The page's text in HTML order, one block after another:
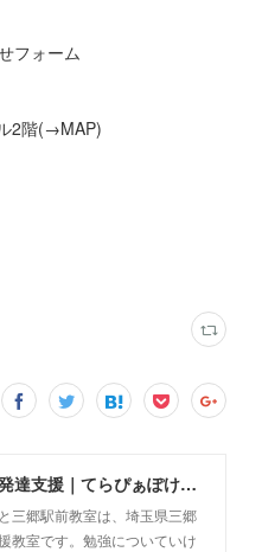
フォーム
2階(→MAP)
三郷市の児童発達支援｜てらぴぁぽけっと三郷駅前教室
三郷駅前教室は、埼玉県三郷
教室です。勉強についていけ